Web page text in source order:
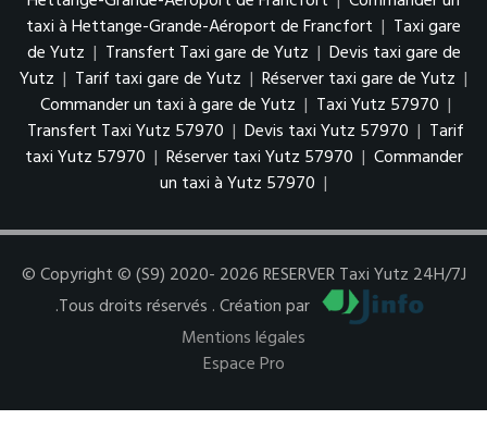
taxi à Hettange-Grande-Aéroport de Francfort | Taxi gare
de Yutz | Transfert Taxi gare de Yutz | Devis taxi gare de
Yutz | Tarif taxi gare de Yutz | Réserver taxi gare de Yutz |
Commander un taxi à gare de Yutz | Taxi Yutz 57970 |
Transfert Taxi Yutz 57970 | Devis taxi Yutz 57970 | Tarif
taxi Yutz 57970 | Réserver taxi Yutz 57970 | Commander
un taxi à Yutz 57970 |
© Copyright © (S9) 2020- 2026 RESERVER Taxi Yutz 24H/7J
.Tous droits réservés . Création par
Mentions légales
Espace Pro